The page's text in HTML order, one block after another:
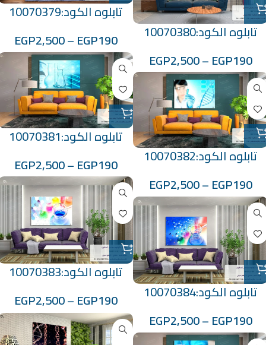
تابلوه الكود:10070379
EGP190
–
EGP2,500
تابلوه الكود:10070380
EGP190
–
EGP2,500
تابلوه الكود:10070381
EGP190
–
EGP2,500
تابلوه الكود:10070382
EGP190
–
EGP2,500
تابلوه الكود:10070383
EGP190
–
EGP2,500
تابلوه الكود:10070384
EGP190
–
EGP2,500